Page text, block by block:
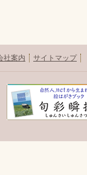
社案内 サイトマップ